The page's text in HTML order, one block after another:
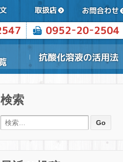
検索
検索: